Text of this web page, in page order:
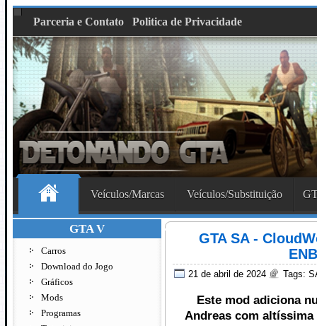
Parceria e Contato Politica de Privacidade
Veículos/Marcas Veículos/Substituição
GTA V
Carros
Download do Jogo
Gráficos
Mods
Programas
GTA SA -
21 de abril de 2024 Tags:
Este mod adiciona
Andreas com